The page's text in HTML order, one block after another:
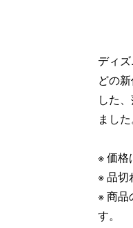
ディ
どの
した
ました
※ 価格
※ 品切
※ 商品
す。